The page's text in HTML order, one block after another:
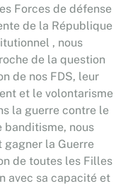
Forces de défense
de la République
, nous
de la question
de nos FDS, leur
et le volontarisme
la guerre contre le
banditisme, nous
gagner la Guerre
de toutes les Filles
avec sa capacité et